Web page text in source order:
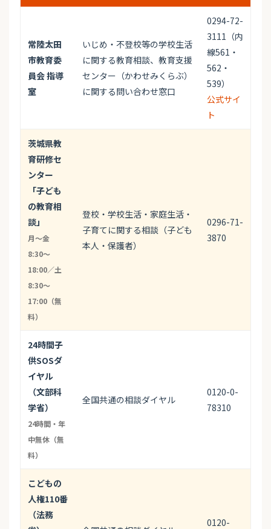
常陸太田
市教育委
員会 指導
室
いじめ・不登校等の学校生活
に関する教育相談、教育支援
センター（かわせみくらぶ）
に関する問い合わせ窓口
0294-72-
3111（内
線561・
562・
539）
公式サイ
ト
茨城県教
育研修セ
ンター
「子ども
の教育相
談」
月〜金
8:30〜
18:00／土
8:30〜
17:00（無
料）
登校・学校生活・家庭生活・
子育てに関する相談（子ども
本人・保護者）
0296-71-
3870
24時間子
供SOSダ
イヤル
（文部科
学省）
24時間・年
中無休（無
料）
全国共通の相談ダイヤル
0120-0-
78310
こどもの
人権110番
（法務
0120-